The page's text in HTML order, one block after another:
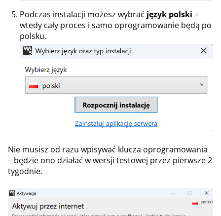
Podczas instalacji możesz wybrać język polski –
wtedy cały proces i samo oprogramowanie będą po
polsku.
Nie musisz od razu wpisywać klucza oprogramowania
– będzie ono działać w wersji testowej przez pierwsze 2
tygodnie.